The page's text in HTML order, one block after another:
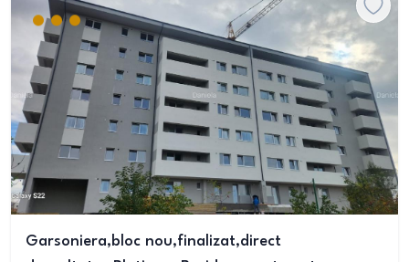
Garsoniera,bloc nou,finalizat,direct